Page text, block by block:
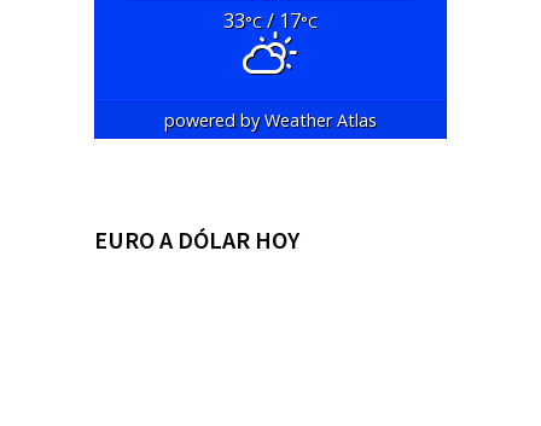
33°C/ 17°C
powered byWeather Atlas
EURO A DÓLAR HOY